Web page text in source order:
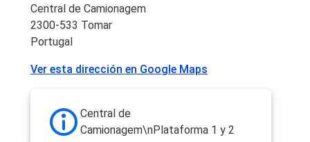
Central de Camionagem
2300-533 Tomar
Portugal
Ver esta dirección en Google Maps
Central de
Camionagem\nPlataforma 1 y 2